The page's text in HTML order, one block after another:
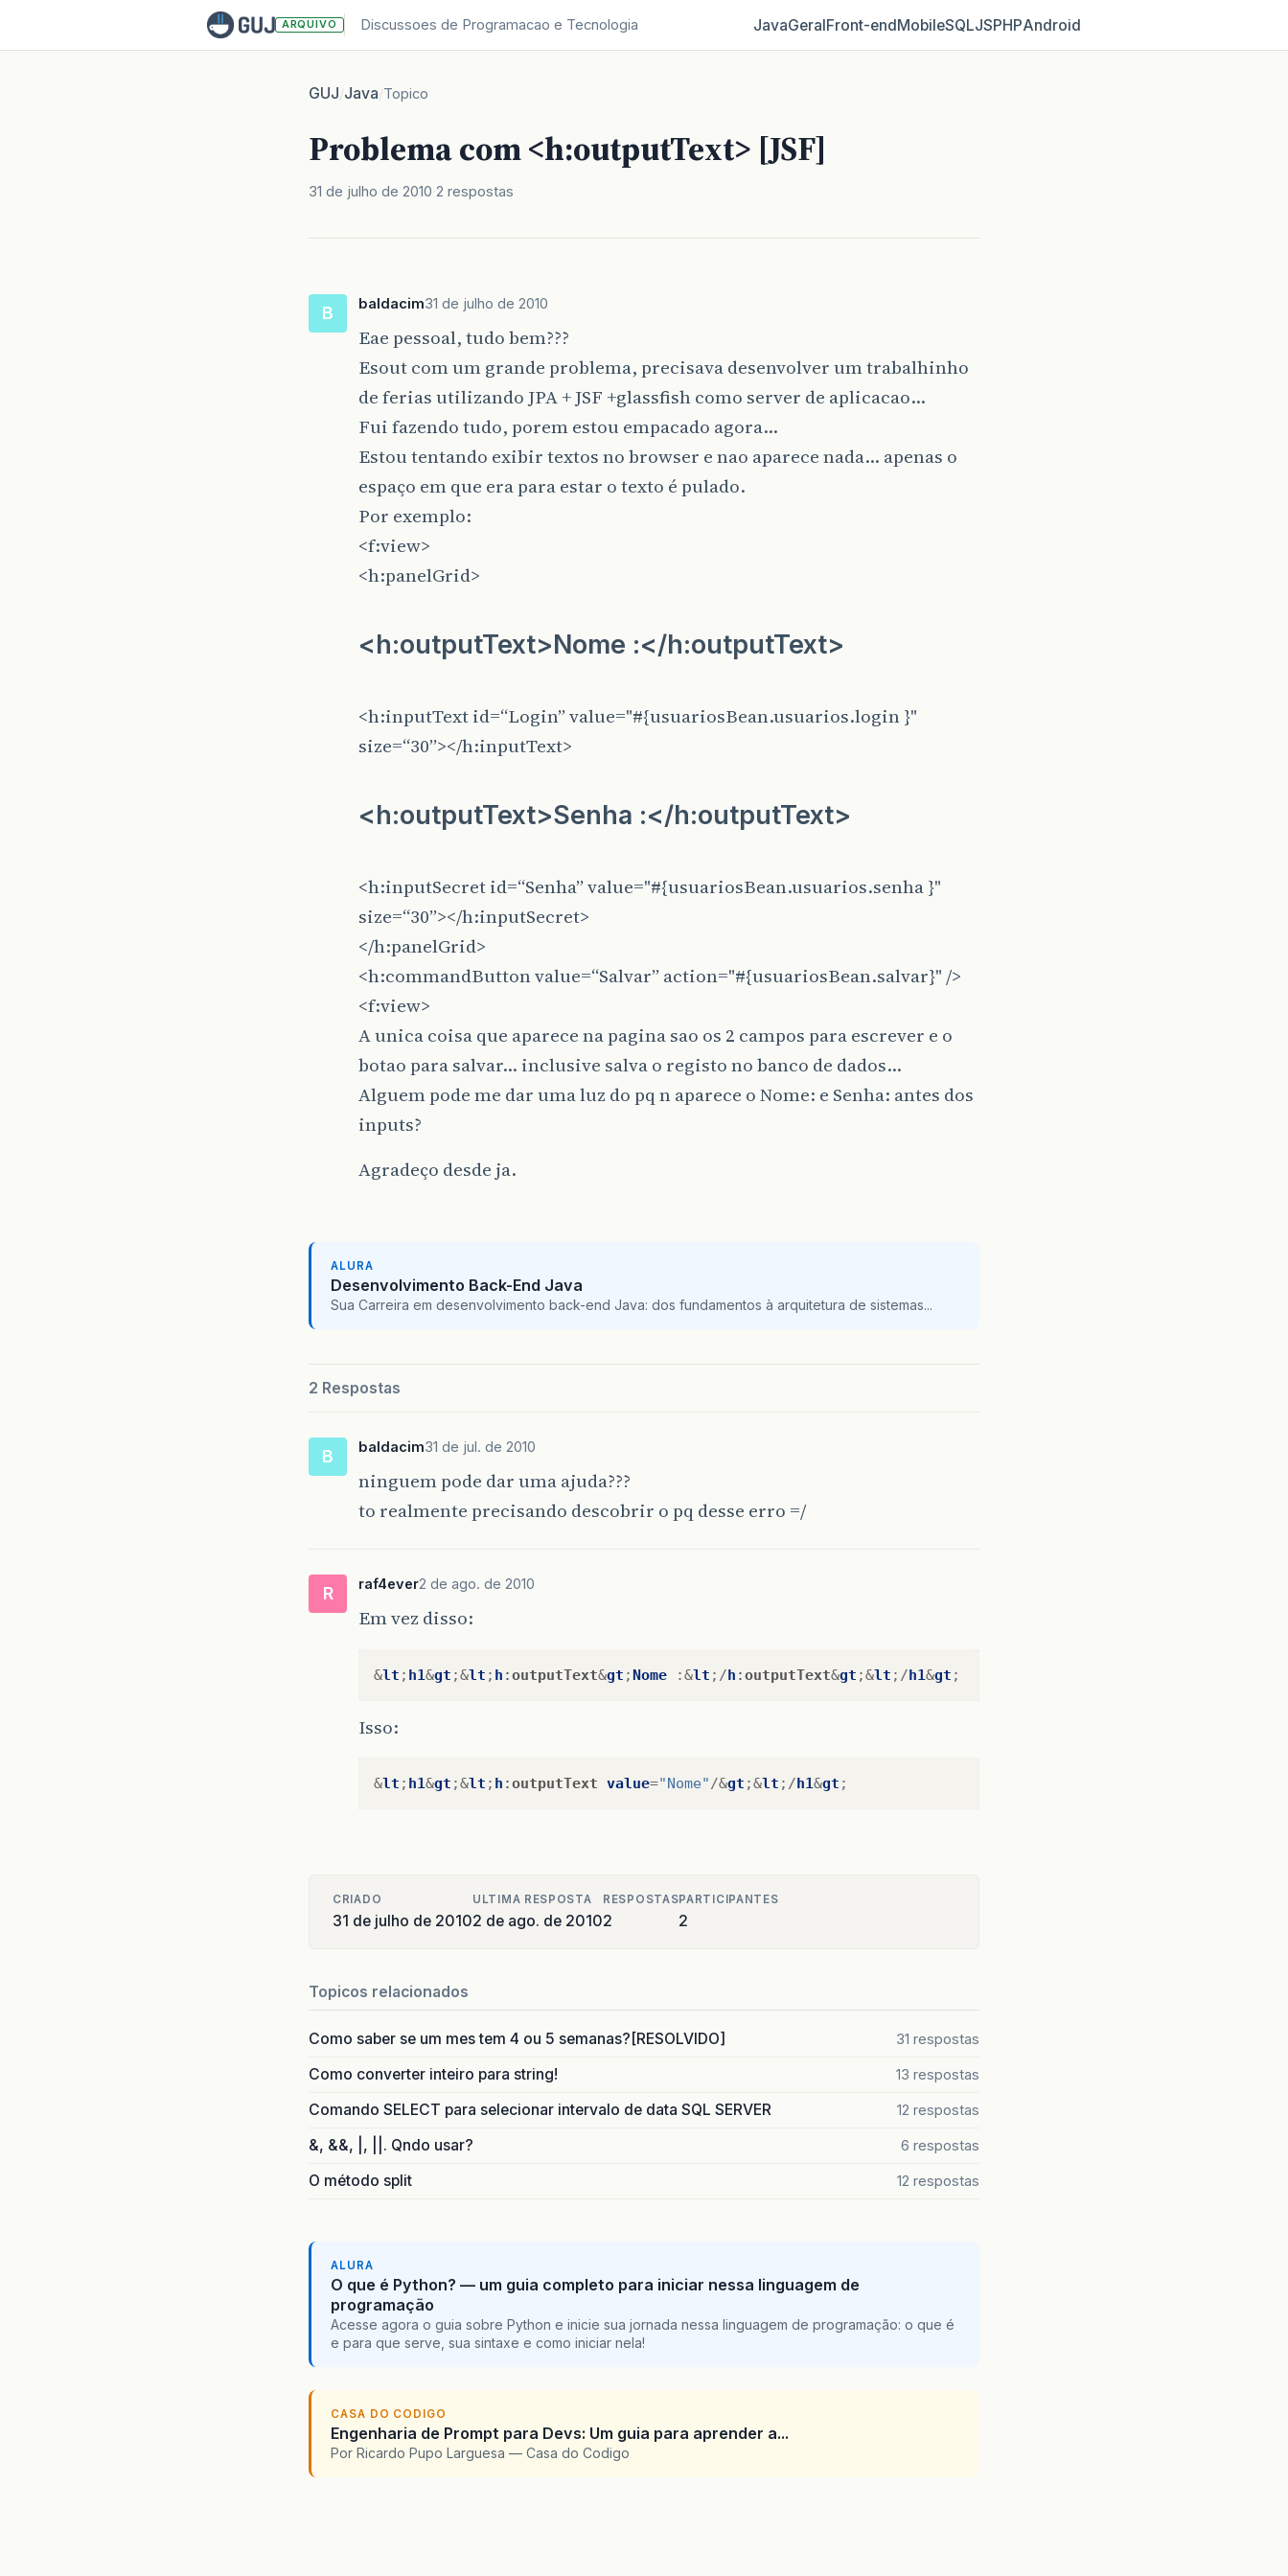
ARQUIVO Discussoes de Programacao e Tecnologia JavaGeralFront‑endMobileSQLJSPHPAndroid
GUJ/Java/Topico
Problema com <h:outputText> [JSF]
31 de julho de 2010 2 respostas
B baldacim31 de julho de 2010
Eae pessoal, tudo bem???
Esout com um grande problema, precisava desenvolver um trabalhinho
de ferias utilizando JPA + JSF +glassfish como server de aplicacao…
Fui fazendo tudo, porem estou empacado agora…
Estou tentando exibir textos no browser e nao aparece nada… apenas o
espaço em que era para estar o texto é pulado.
Por exemplo:
<f:view>
<h:panelGrid>
<h:outputText>Nome :</h:outputText>
<h:inputText id=“Login” value="#{usuariosBean.usuarios.login }"
size=“30”></h:inputText>
<h:outputText>Senha :</h:outputText>
<h:inputSecret id=“Senha” value="#{usuariosBean.usuarios.senha }"
size=“30”></h:inputSecret>
</h:panelGrid>
<h:commandButton value=“Salvar” action="#{usuariosBean.salvar}" />
<f:view>
A unica coisa que aparece na pagina sao os 2 campos para escrever e o
botao para salvar… inclusive salva o registo no banco de dados…
Alguem pode me dar uma luz do pq n aparece o Nome: e Senha: antes dos
inputs?
Agradeço desde ja.
ALURA
Desenvolvimento Back-End Java
Sua Carreira em desenvolvimento back-end Java: dos fundamentos à arquitetura de sistemas...
2 Respostas
B baldacim31 de jul. de 2010
ninguem pode dar uma ajuda???
to realmente precisando descobrir o pq desse erro =/
R raf4ever2 de ago. de 2010
Em vez disso:
&lt ; h1&gt ;&lt ; h :outputText&gt ;Nome :&lt ;/h :outputText&gt ;&lt ;/h1&gt ;
Isso:
&lt ; h1&gt ;&lt ; h :outputText value="Nome" /&gt ;&lt ;/h1&gt ;
CRIADO
31 de julho de 2010
ULTIMA RESPOSTA
2 de ago. de 2010
RESPOSTAS
2
PARTICIPANTES
2
Topicos relacionados
Como saber se um mes tem 4 ou 5 semanas?[RESOLVIDO] 31 respostas
Como converter inteiro para string! 13 respostas
Comando SELECT para selecionar intervalo de data SQL SERVER 12 respostas
&, &&, |, ||. Qndo usar? 6 respostas
O método split 12 respostas
ALURA
O que é Python? — um guia completo para iniciar nessa linguagem de
programação
Acesse agora o guia sobre Python e inicie sua jornada nessa linguagem de programação: o que é
e para que serve, sua sintaxe e como iniciar nela!
CASA DO CODIGO
Engenharia de Prompt para Devs: Um guia para aprender a...
Por Ricardo Pupo Larguesa — Casa do Codigo